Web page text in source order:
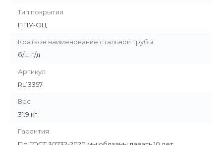
Тип покрытия
ППУ-ОЦ
Краткое наименование стальной трубы
б/ш г/д
Артикул
RL13357
Вес
31.9 кг.
Гарантия